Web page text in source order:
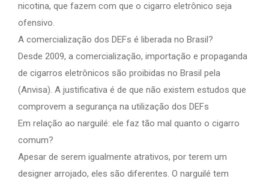
nicotina, que fazem com que o cigarro eletrônico seja
ofensivo.
A comercialização dos DEFs é liberada no Brasil?
Desde 2009, a comercialização, importação e propaganda
de cigarros eletrônicos são proibidas no Brasil pela
(Anvisa). A justificativa é de que não existem estudos que
comprovem a segurança na utilização dos DEFs
Em relação ao narguilé: ele faz tão mal quanto o cigarro
comum?
Apesar de serem igualmente atrativos, por terem um
designer arrojado, eles são diferentes. O narguilé tem